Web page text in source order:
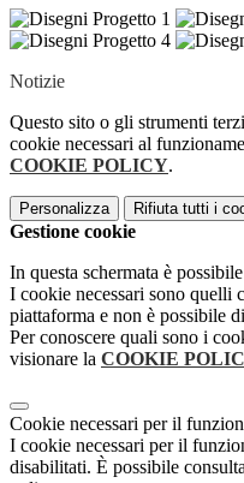
Notizie
Questo sito o gli strumenti
cookie necessari al
COOKIE POLICY.
Personalizza Rifiuta tutti i
Gestione cookie
In questa schermata è
I cookie necessari sono quelli
piattaforma e non è possibile
Per conoscere quali sono i
visionare la COOKIE
Cookie necessari per il
I cookie necessari per il
disabilitati. È possibile